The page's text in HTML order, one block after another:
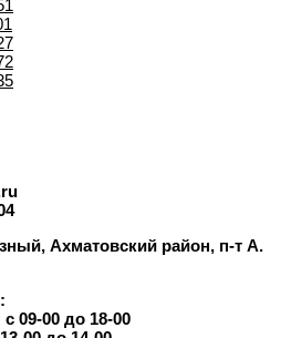
Ахматовский район, п-т А.
09-00 до 18-00